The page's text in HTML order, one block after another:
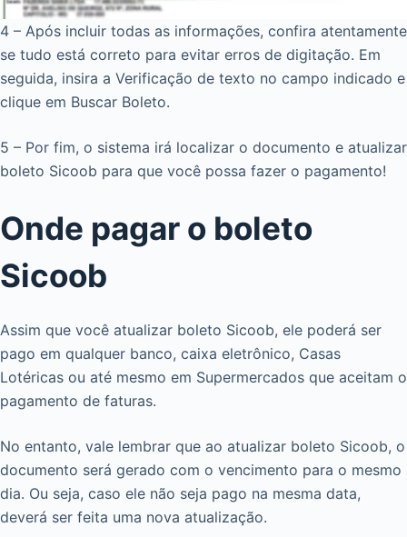
4 – Após incluir todas as informações, confira atentamente
se tudo está correto para evitar erros de digitação. Em
seguida, insira a Verificação de texto no campo indicado e
clique em Buscar Boleto.
5 – Por fim, o sistema irá localizar o documento e atualizar
boleto Sicoob para que você possa fazer o pagamento!
Onde pagar o boleto
Sicoob
Assim que você atualizar boleto Sicoob, ele poderá ser
pago em qualquer banco, caixa eletrônico, Casas
Lotéricas ou até mesmo em Supermercados que aceitam o
pagamento de faturas.
No entanto, vale lembrar que ao atualizar boleto Sicoob, o
documento será gerado com o vencimento para o mesmo
dia. Ou seja, caso ele não seja pago na mesma data,
deverá ser feita uma nova atualização.